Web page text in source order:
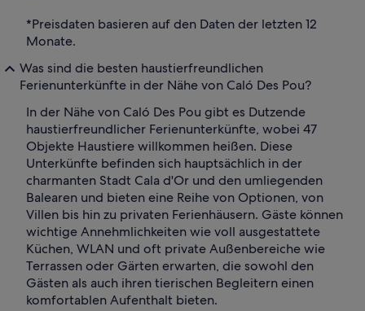
*Preisdaten basieren auf den Daten der letzten 12
Monate.
Was sind die besten haustierfreundlichen
Ferienunterkünfte in der Nähe von Caló Des Pou?
In der Nähe von Caló Des Pou gibt es Dutzende
haustierfreundlicher Ferienunterkünfte, wobei 47
Objekte Haustiere willkommen heißen. Diese
Unterkünfte befinden sich hauptsächlich in der
charmanten Stadt Cala d'Or und den umliegenden
Balearen und bieten eine Reihe von Optionen, von
Villen bis hin zu privaten Ferienhäusern. Gäste können
wichtige Annehmlichkeiten wie voll ausgestattete
Küchen, WLAN und oft private Außenbereiche wie
Terrassen oder Gärten erwarten, die sowohl den
Gästen als auch ihren tierischen Begleitern einen
komfortablen Aufenthalt bieten.